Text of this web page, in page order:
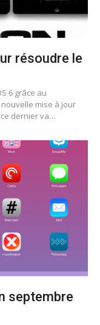
résoudre le
6 grâce au
mise à jour
ce dernier va…
septembre